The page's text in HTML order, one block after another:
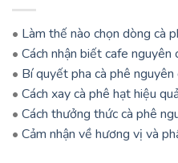
• Làm thế nào chọn dòng cà
• Cách nhận biết cafe nguyên
• Bí quyết pha cà phê nguyên
• Cách xay cà phê hạt hiệu
• Cách thưởng thức cà phê
• Cảm nhận về hương vị và